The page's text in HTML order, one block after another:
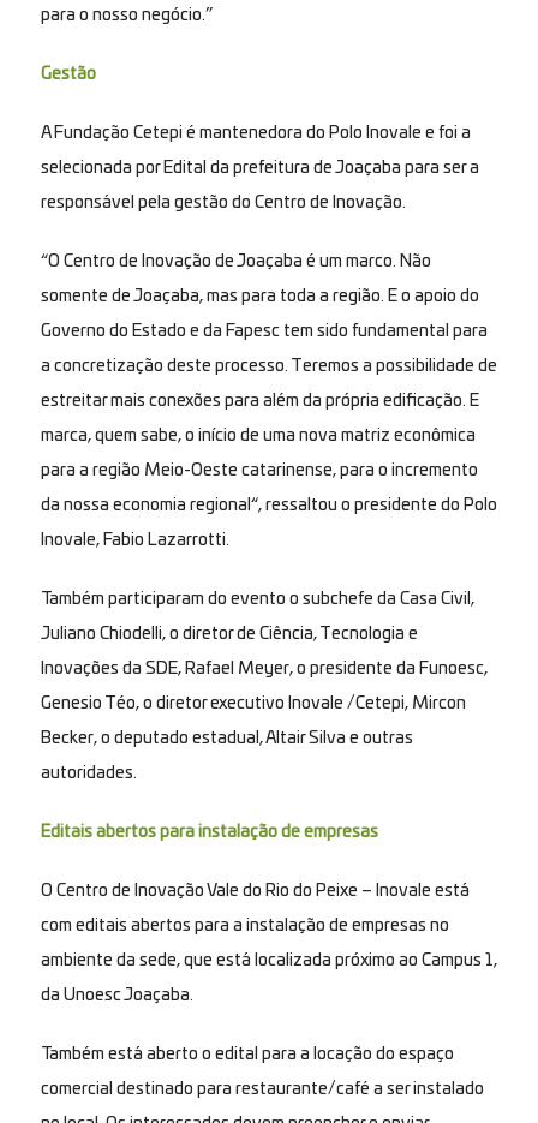
para o nosso negócio.”
Gestão
A Fundação Cetepi é mantenedora do Polo Inovale e foi a
selecionada por Edital da prefeitura de Joaçaba para ser a
responsável pela gestão do Centro de Inovação.
“O Centro de Inovação de Joaçaba é um marco. Não
somente de Joaçaba, mas para toda a região. E o apoio do
Governo do Estado e da Fapesc tem sido fundamental para
a concretização deste processo. Teremos a possibilidade de
estreitar mais conexões para além da própria edificação. E
marca, quem sabe, o início de uma nova matriz econômica
para a região Meio-Oeste catarinense, para o incremento
da nossa economia regional“, ressaltou o presidente do Polo
Inovale, Fabio Lazarrotti.
Também participaram do evento o subchefe da Casa Civil,
Juliano Chiodelli, o diretor de Ciência, Tecnologia e
Inovações da SDE, Rafael Meyer, o presidente da Funoesc,
Genesio Téo, o diretor executivo Inovale /Cetepi, Mircon
Becker, o deputado estadual, Altair Silva e outras
autoridades.
Editais abertos para instalação de empresas
O Centro de Inovação Vale do Rio do Peixe – Inovale está
com editais abertos para a instalação de empresas no
ambiente da sede, que está localizada próximo ao Campus 1,
da Unoesc Joaçaba.
Também está aberto o edital para a locação do espaço
comercial destinado para restaurante/café a ser instalado